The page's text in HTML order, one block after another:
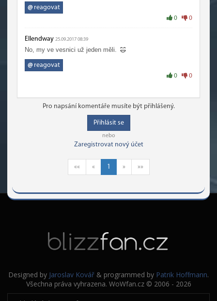
@reagovat
0 0
Ellendway 25.09.2017 08:39
No, my ve vesnici už jeden měli.
@reagovat
0 0
Pro napsání komentáře musíte být přihlášený.
Přihlásit se
nebo
Zaregistrovat nový účet
«« « 1 » »»
Designed by Jaroslav Kovář & programmed by Patrik Hoffmann.
Všechna práva vyhrazena. WoWfan.cz © 2006 - 2026